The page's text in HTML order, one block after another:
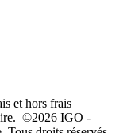
et hors frais
©2026 IGO -